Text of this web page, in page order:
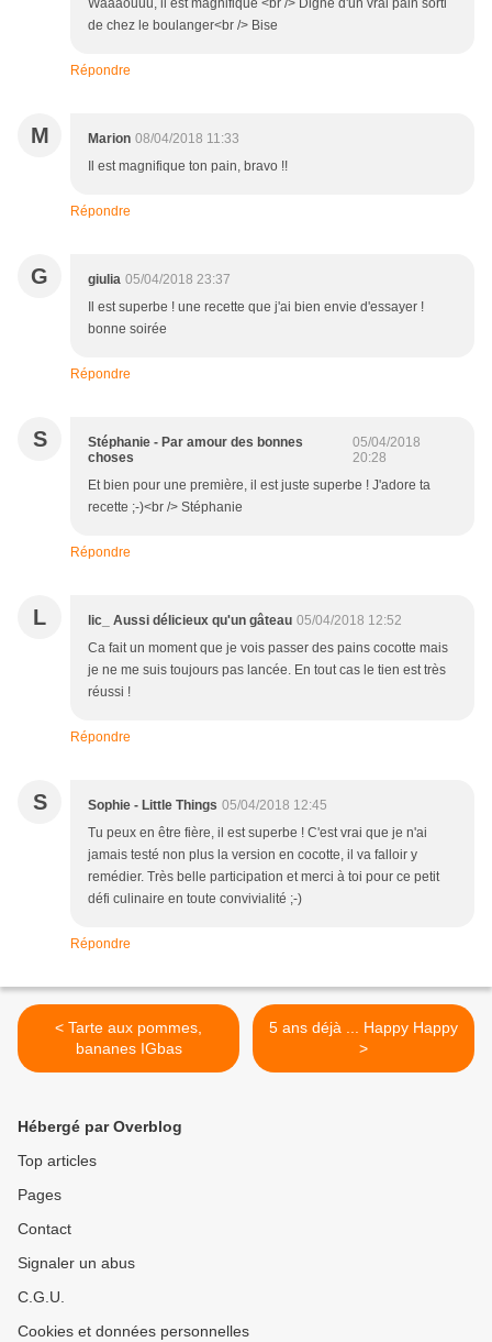
Waaaouuu, il est magnifique <br /> Digne d'un vrai pain sorti
de chez le boulanger<br /> Bise
Répondre
M Marion 08/04/2018 11:33
Il est magnifique ton pain, bravo !!
Répondre
G giulia 05/04/2018 23:37
Il est superbe ! une recette que j'ai bien envie d'essayer !
bonne soirée
Répondre
S
Stéphanie - Par amour des bonnes
choses
05/04/2018
20:28
Et bien pour une première, il est juste superbe ! J'adore ta
recette ;-)<br /> Stéphanie
Répondre
L lic_ Aussi délicieux qu'un gâteau 05/04/2018 12:52
Ca fait un moment que je vois passer des pains cocotte mais
je ne me suis toujours pas lancée. En tout cas le tien est très
réussi !
Répondre
S Sophie - Little Things 05/04/2018 12:45
Tu peux en être fière, il est superbe ! C'est vrai que je n'ai
jamais testé non plus la version en cocotte, il va falloir y
remédier. Très belle participation et merci à toi pour ce petit
défi culinaire en toute convivialité ;-)
Répondre
< Tarte aux pommes,
bananes IGbas
5 ans déjà ... Happy Happy
>
Hébergé par Overblog
Top articles
Pages
Contact
Signaler un abus
C.G.U.
Cookies et données personnelles